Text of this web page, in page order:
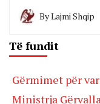
ByLajmi Shqip
Të fundit
Gërmimet për
Ministrja